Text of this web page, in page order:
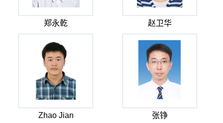
郑永乾 赵卫华
Zhao Jian 张铮